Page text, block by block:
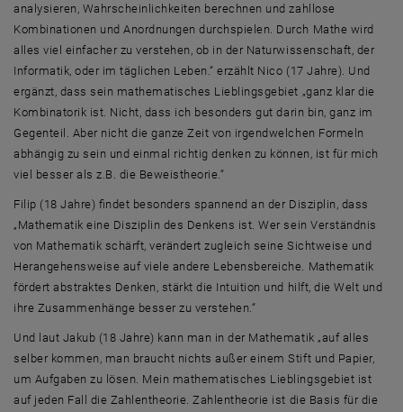
analysieren, Wahrscheinlichkeiten berechnen und zahllose
Kombinationen und Anordnungen durchspielen. Durch Mathe wird
alles viel einfacher zu verstehen, ob in der Naturwissenschaft, der
Informatik, oder im täglichen Leben.“ erzählt Nico (17 Jahre). Und
ergänzt, dass sein mathematisches Lieblingsgebiet „ganz klar die
Kombinatorik ist. Nicht, dass ich besonders gut darin bin, ganz im
Gegenteil. Aber nicht die ganze Zeit von irgendwelchen Formeln
abhängig zu sein und einmal richtig denken zu können, ist für mich
viel besser als z.B. die Beweistheorie.“
Filip (18 Jahre) findet besonders spannend an der Disziplin, dass
„Mathematik eine Disziplin des Denkens ist. Wer sein Verständnis
von Mathematik schärft, verändert zugleich seine Sichtweise und
Herangehensweise auf viele andere Lebensbereiche. Mathematik
fördert abstraktes Denken, stärkt die Intuition und hilft, die Welt und
ihre Zusammenhänge besser zu verstehen.“
Und laut Jakub (18 Jahre) kann man in der Mathematik „auf alles
selber kommen, man braucht nichts außer einem Stift und Papier,
um Aufgaben zu lösen. Mein mathematisches Lieblingsgebiet ist
auf jeden Fall die Zahlentheorie. Zahlentheorie ist die Basis für die